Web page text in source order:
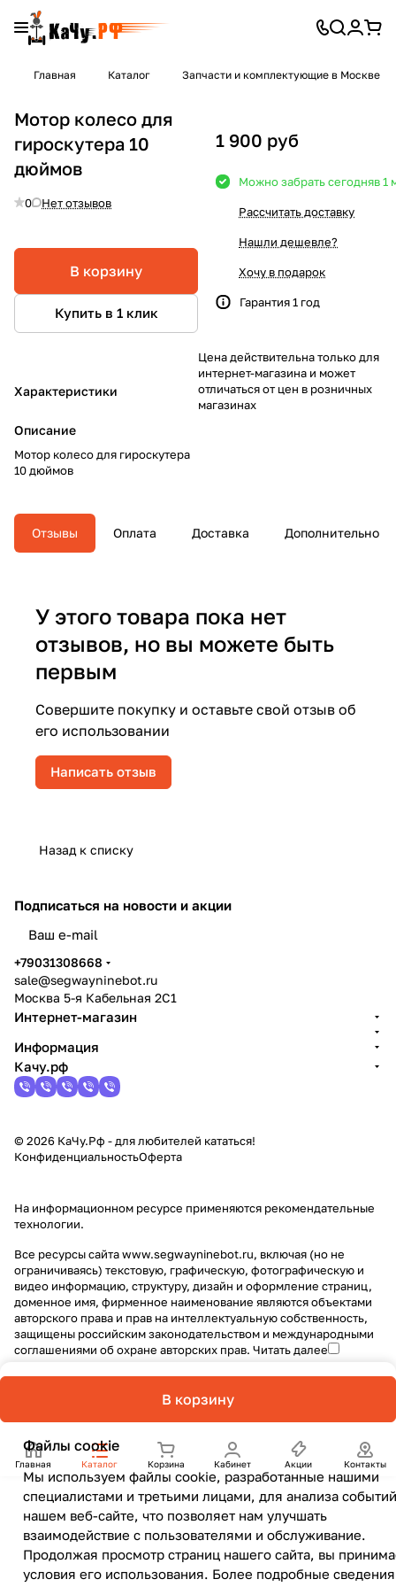
Главная Каталог Запчасти и комплектующие в Москве
Мотор колесо для
гироскутера 10
дюймов
0 Нет отзывов
В корзину
Купить в 1 клик
Характеристики
Описание
Мотор колесо для гироскутера
10 дюймов
1 900 руб
Можно забрать сегодняв 1
Рассчитать доставку
Нашли дешевле?
Хочу в подарок
Гарантия 1 год
Цена действительна только для
интернет-магазина и может
отличаться от цен в розничных
магазинах
Отзывы Оплата Доставка Дополнительно
У этого товара пока нет
отзывов, но вы можете быть
первым
Совершите покупку и оставьте свой отзыв об
его использовании
Написать отзыв
Назад к списку
В корзину
Главная Каталог Корзина Кабинет Акции Контакты
Файлы cookie
Мы используем файлы cookie, разработанные нашими
специалистами и третьими лицами, для анализа
нашем веб-сайте, что позволяет нам улучшать
взаимодействие с пользователями и обслуживание.
Продолжая просмотр страниц нашего сайта, вы
условия его использования. Более подробные сведения
Подписаться на новости и акции
+79031308668
sale@segwayninebot.ru
Москва 5-я Кабельная 2С1
Интернет-магазин
Информация
Качу.рф
© 2026 КаЧу.Рф - для любителей кататься!
КонфиденциальностьОферта
На информационном ресурсе применяются рекомендательные
технологии.
Все ресурсы сайта www.segwayninebot.ru, включая (но не
ограничиваясь) текстовую, графическую, фотографическую и
видео информацию, структуру, дизайн и оформление страниц,
доменное имя, фирменное наименование являются объектами
авторского права и прав на интеллектуальную собственность,
защищены российским законодательством и международными
соглашениями об охране авторских прав. Читать далее